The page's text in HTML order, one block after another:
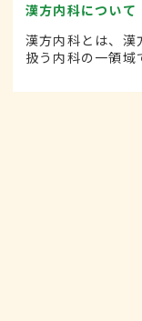
漢方内科について
漢方内科とは、漢
扱う内科の一領域